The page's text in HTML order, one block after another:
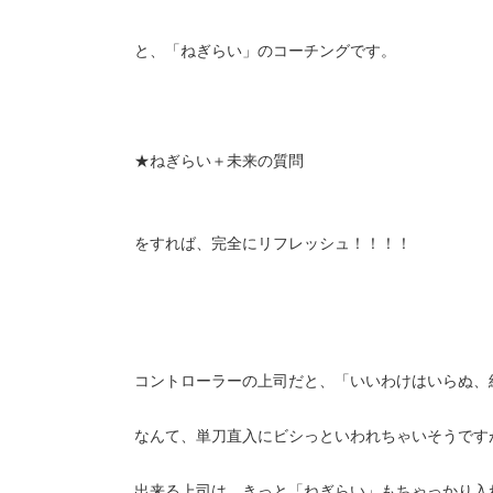
と、「ねぎらい」のコーチングです。
★ねぎらい＋未来の質問
をすれば、完全にリフレッシュ！！！！
コントローラーの上司だと、「いいわけはいらぬ、
なんて、単刀直入にビシっといわれちゃいそうです